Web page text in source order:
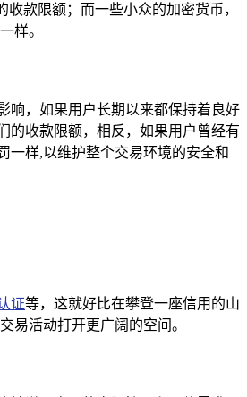
款限额；而一些小众的加密货币，
样。
响，如果用户长期以来都保持着良好
的收款限额，相反，如果用户曾经有
一样,以维护整个交易环境的安全和
证等，这就好比在攀登一座信用的山
易活动打开更广阔的空间。